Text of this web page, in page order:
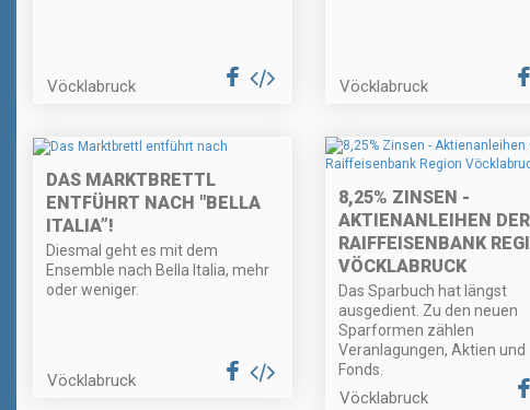
Vöcklabruck Vöcklabruck
DAS MARKTBRETTL
ENTFÜHRT NACH "BELLA
ITALIA”!
Diesmal geht es mit dem
Ensemble nach Bella Italia, mehr
oder weniger.
Vöcklabruck
8,25% ZINSEN -
AKTIENANLEIHEN DER
RAIFFEISENBANK
VÖCKLABRUCK
Das Sparbuch hat längst
ausgedient. Zu den neuen
Sparformen zählen
Veranlagungen, Aktien und
Fonds.
Vöcklabruck